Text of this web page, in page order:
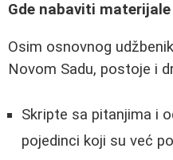
Gde nabaviti
Osim osnovnog
Novom Sadu, postoje i
Skripte sa pitanjima i
pojedinci koji su već